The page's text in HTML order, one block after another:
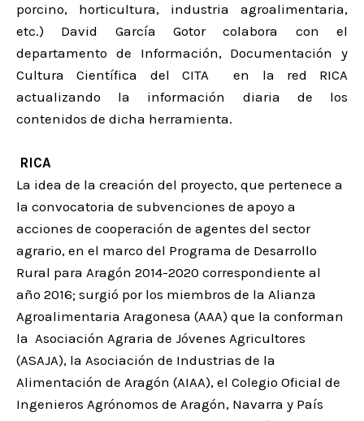
porcino, horticultura, industria agroalimentaria,
etc.) David García Gotor colabora con el
departamento de Información, Documentación y
Cultura Científica del CITA en la red RICA
actualizando la información diaria de los
contenidos de dicha herramienta.
RICA
La idea de la creación del proyecto, que pertenece a
la convocatoria de subvenciones de apoyo a
acciones de cooperación de agentes del sector
agrario, en el marco del Programa de Desarrollo
Rural para Aragón 2014-2020 correspondiente al
año 2016; surgió por los miembros de la Alianza
Agroalimentaria Aragonesa (AAA) que la conforman
la Asociación Agraria de Jóvenes Agricultores
(ASAJA), la Asociación de Industrias de la
Alimentación de Aragón (AIAA), el Colegio Oficial de
Ingenieros Agrónomos de Aragón, Navarra y País